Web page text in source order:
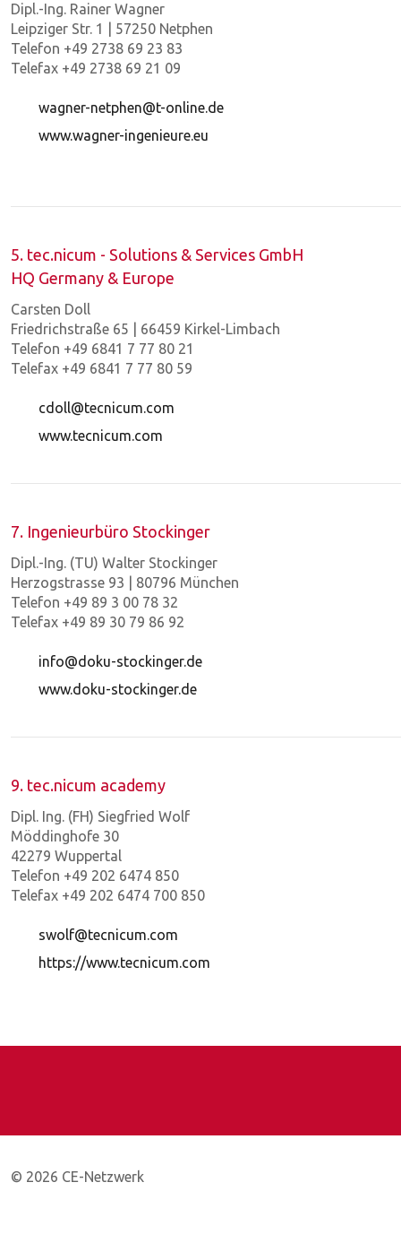
Dipl.-Ing. Rainer Wagner
Leipziger Str. 1 | 57250 Netphen
Telefon +49 2738 69 23 83
Telefax +49 2738 69 21 09
wagner-netphen@t-online.de
www.wagner-ingenieure.eu
5. tec.nicum - Solutions & Services GmbH
HQ Germany & Europe
Carsten Doll
Friedrichstraße 65 | 66459 Kirkel-Limbach
Telefon +49 6841 7 77 80 21
Telefax +49 6841 7 77 80 59
cdoll@tecnicum.com
www.tecnicum.com
7. Ingenieurbüro Stockinger
Dipl.-Ing. (TU) Walter Stockinger
Herzogstrasse 93 | 80796 München
Telefon +49 89 3 00 78 32
Telefax +49 89 30 79 86 92
info@doku-stockinger.de
www.doku-stockinger.de
9. tec.nicum academy
Dipl. Ing. (FH) Siegfried Wolf
Möddinghofe 30
42279 Wuppertal
Telefon +49 202 6474 850
Telefax +49 202 6474 700 850
swolf@tecnicum.com
https://www.tecnicum.com
© 2026 CE-Netzwerk